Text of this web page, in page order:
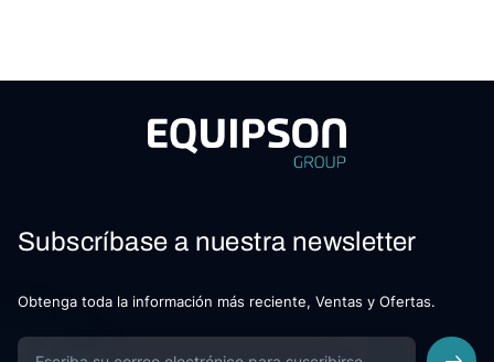
Subscríbase a nuestra newsletter
Obtenga toda la información más reciente, Ventas y Ofertas.